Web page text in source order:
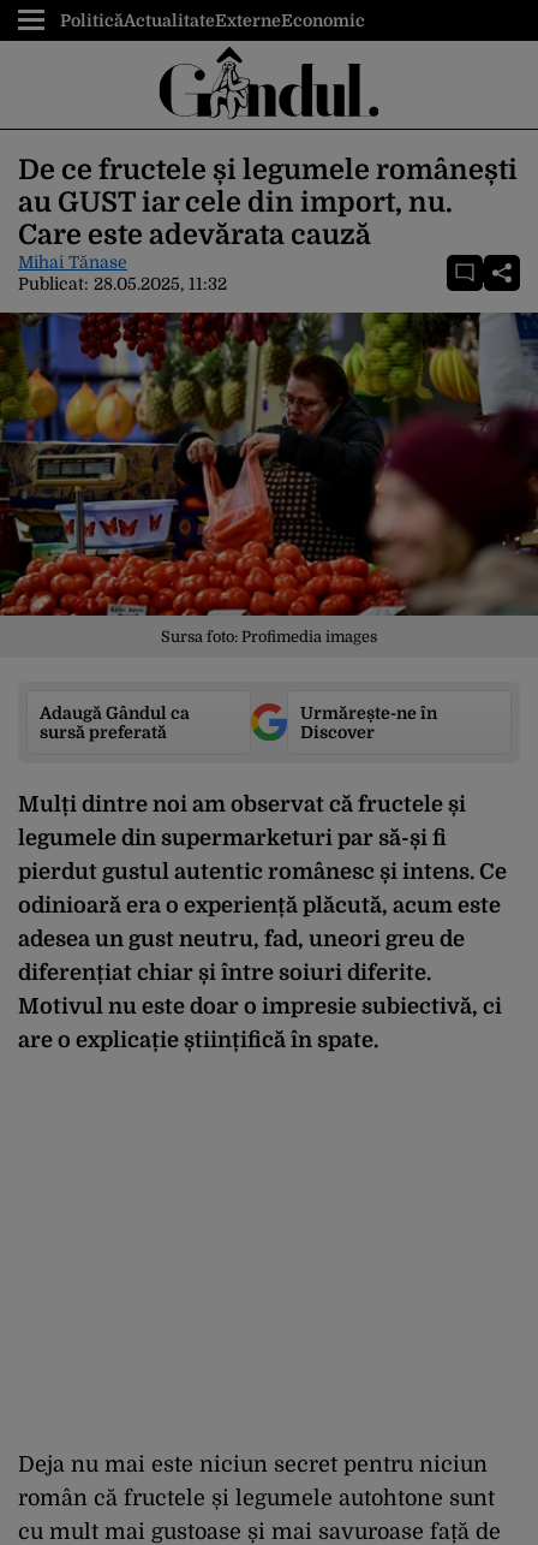
PoliticăActualitateExterneEconomic
De ce fructele și legumele românești
au GUST iar cele din import, nu.
Care este adevărata cauză
Mihai Tănase
Publicat: 28.05.2025, 11:32
Sursa foto: Profimedia images
Adaugă Gândul ca
sursă preferată
Urmărește-ne în
Discover
Mulți dintre noi am observat că fructele și
legumele din supermarketuri par să-și fi
pierdut gustul autentic românesc și intens. Ce
odinioară era o experiență plăcută, acum este
adesea un gust neutru, fad, uneori greu de
diferențiat chiar și între soiuri diferite.
Motivul nu este doar o impresie subiectivă, ci
are o explicație științifică în spate.
Deja nu mai este niciun secret pentru niciun
român că fructele și legumele autohtone sunt
cu mult mai gustoase și mai savuroase față de